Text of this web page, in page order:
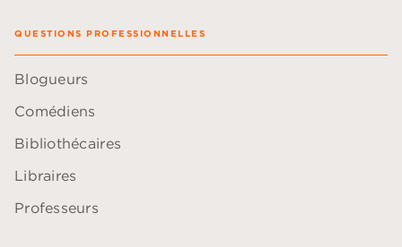
QUESTIONS PROFESSIONNELLES
Blogueurs
Comédiens
Bibliothécaires
Libraires
Professeurs